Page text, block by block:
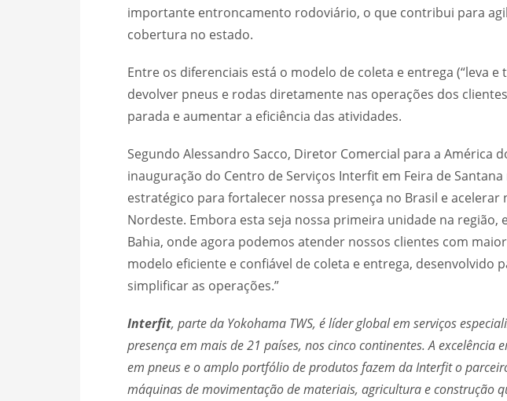
importante entroncamento rodoviário, o que contribui para
cobertura no estado.
Entre os diferenciais está o modelo de coleta e entrega (“leva
devolver pneus e rodas diretamente nas operações dos
parada e aumentar a eficiência das atividades.
Segundo Alessandro Sacco, Diretor Comercial para a América
inauguração do Centro de Serviços Interfit em Feira de
estratégico para fortalecer nossa presença no Brasil e acelerar
Nordeste. Embora esta seja nossa primeira unidade na região,
Bahia, onde agora podemos atender nossos clientes com
modelo eficiente e confiável de coleta e entrega, desenvolvido
simplificar as operações.”
Interfit, parte da Yokohama TWS, é líder global em serviços
presença em mais de 21 países, nos cinco continentes. A excelência
em pneus e o amplo portfólio de produtos fazem da Interfit o
máquinas de movimentação de materiais, agricultura e construção